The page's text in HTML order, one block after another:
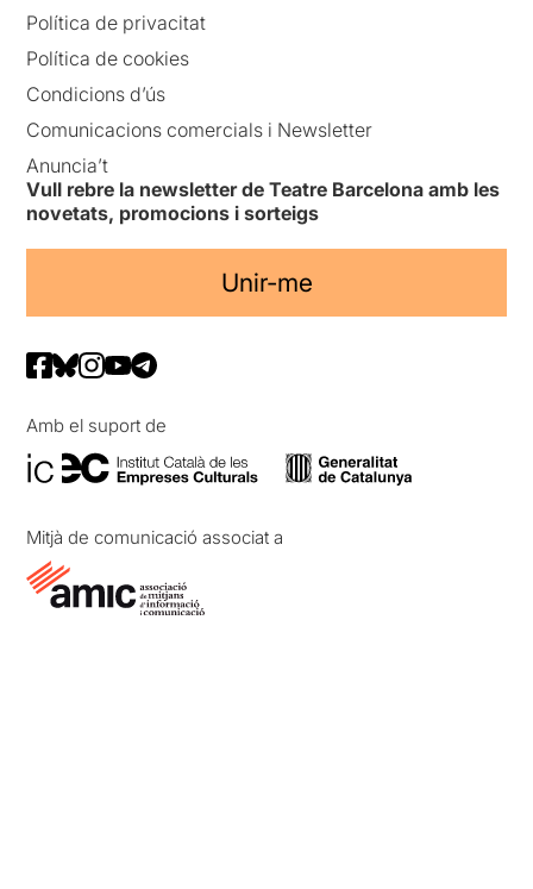
Política de privacitat
Política de cookies
Condicions d’ús
Comunicacions comercials i Newsletter
Anuncia’t
Vull rebre la newsletter de Teatre Barcelona amb les
novetats, promocions i sorteigs
Unir-me
Amb el suport de
Mitjà de comunicació associat a